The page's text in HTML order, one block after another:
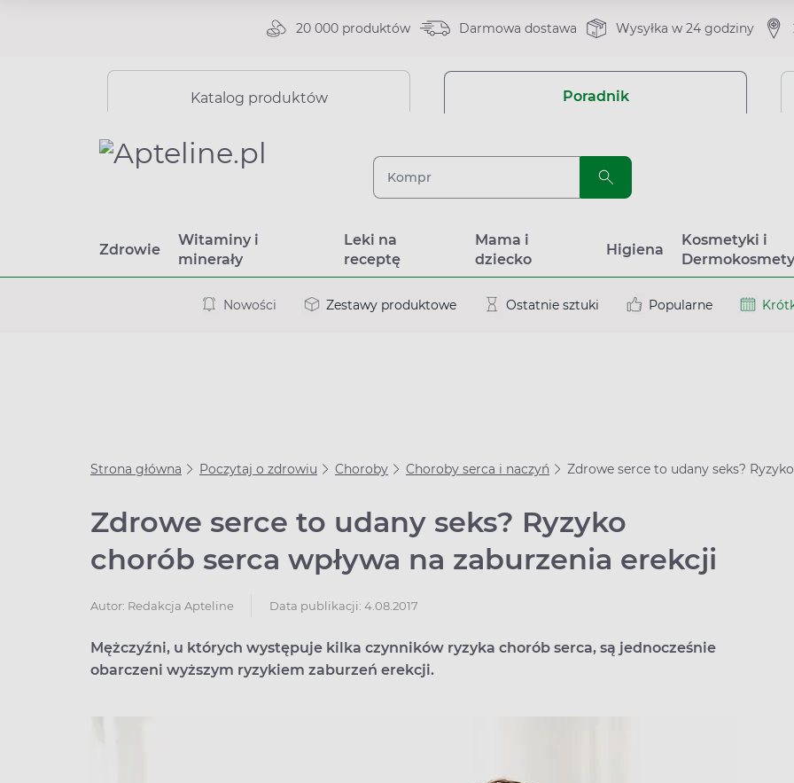
20 000 produktów Darmowa dostawa Wysyłka w 24 godziny
Katalog produktów Poradnik
Zdrowie
Witaminy i
minerały
Leki na
receptę
Mama i
dziecko
Higiena
Kosmetyki i
Nowości Zestawy produktowe Ostatnie sztuki Popularne
Strona główna Poczytaj o zdrowiu Choroby Choroby serca i naczyń Zdrowe serce to udany seks?
Zdrowe serce to udany seks? Ryzyko
chorób serca wpływa na zaburzenia erekcji
Autor: Redakcja Apteline Data publikacji: 4.08.2017
Mężczyźni, u których występuje kilka czynników ryzyka chorób serca, są jednocześnie
obarczeni wyższym ryzykiem zaburzeń erekcji.